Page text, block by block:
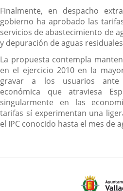
Finalmente, en despacho
gobierno ha aprobado las
servicios de abastecimiento de
y depuración de aguas
La propuesta contempla
en el ejercicio 2010 en la
gravar a los usuarios ante
económica que atraviesa
singularmente en las
tarifas sí experimentan una
el IPC conocido hasta el mes de